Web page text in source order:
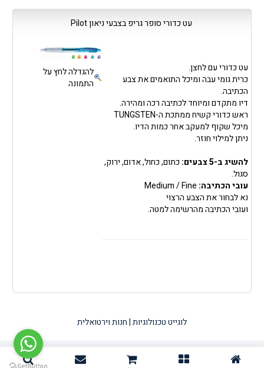
עט כדורי סופר גריפ בצבעי ניאון Pilot
עט כדורי עם לחצן.
כרית גומי עבה ומיכל התואמים את צבע
הכתיבה.
דיו מתקדם ומיוחד לכתיבה רכה ומהירה.
ראש כדורי קשיח ממתכת ה-TUNGSTEN
מיכל שקוף למעקב אחר כמות הדיו.
ניתן למילוי חוזר.
להשיג ב-5 צבעים:
כתום, כחול, אדום, ירוק,
סגול.
עובי הכתיבה: Medium / Fine
נא לבחור את הצבע הרצוי
ועובי הכתיבה מהרשימה למטה.
להגדלה לחץ על
התמונה
לוגייט טכנולוגיות | חנות וירטואלית